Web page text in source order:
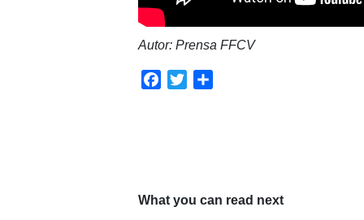
Autor: Prensa FFCV
Facebook
Twitter
What you can read next